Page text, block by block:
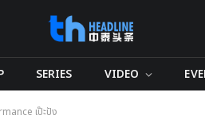
SERIES VIDEO
เป๊ะปัง